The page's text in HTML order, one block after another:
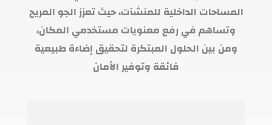
المساحات الداخلية للمنشآت، حيث تعزز الجو المريح
وتساهم في رفع معنويات مستخدمي المكان،
ومن بين الحلول المبتكرة لتحقيق إضاءة طبيعية
فائقة وتوفير الأمان